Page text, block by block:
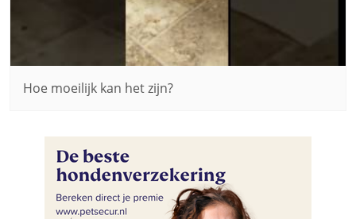
Hoe moeilijk kan het zijn?